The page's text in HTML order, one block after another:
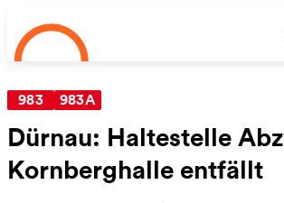
Zum Hauptinhalt springen
983 983A
Dürnau: Haltestelle
Kornberghalle entfällt